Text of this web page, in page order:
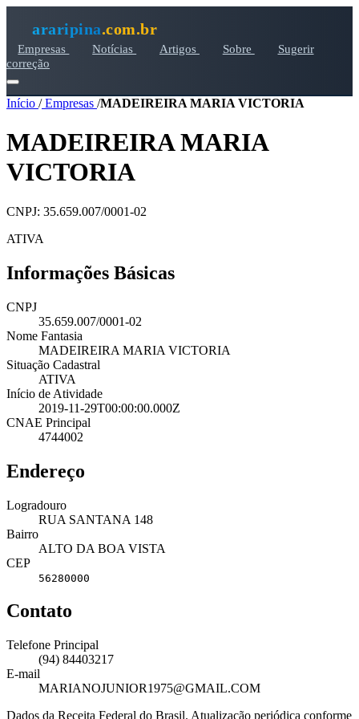
araripina.com.br
Empresas Notícias Artigos Sobre
Sugerir
correção
Início /Empresas /MADEIREIRA MARIA VICTORIA
MADEIREIRA MARIA
VICTORIA
CNPJ: 35.659.007/0001-02
ATIVA
Informações Básicas
CNPJ
35.659.007/0001-02
Nome Fantasia
MADEIREIRA MARIA VICTORIA
Situação Cadastral
ATIVA
Início de Atividade
2019-11-29T00:00:00.000Z
CNAE Principal
4744002
Endereço
Logradouro
RUA SANTANA 148
Bairro
ALTO DA BOA VISTA
CEP
56280000
Contato
Telefone Principal
(94) 84403217
E-mail
MARIANOJUNIOR1975@GMAIL.COM
Dados da Receita Federal do Brasil. Atualização periódica conforme